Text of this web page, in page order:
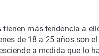
más tendencia a
de 18 a 25 años son
a medida que lo